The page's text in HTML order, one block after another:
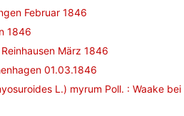
Februar 1846
1846
März 1846
01.03.1846
L.) myrum Poll. : Waake bei